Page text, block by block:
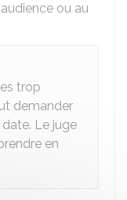
ou au
trop
demander
Le juge
en